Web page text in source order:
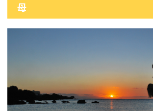
母